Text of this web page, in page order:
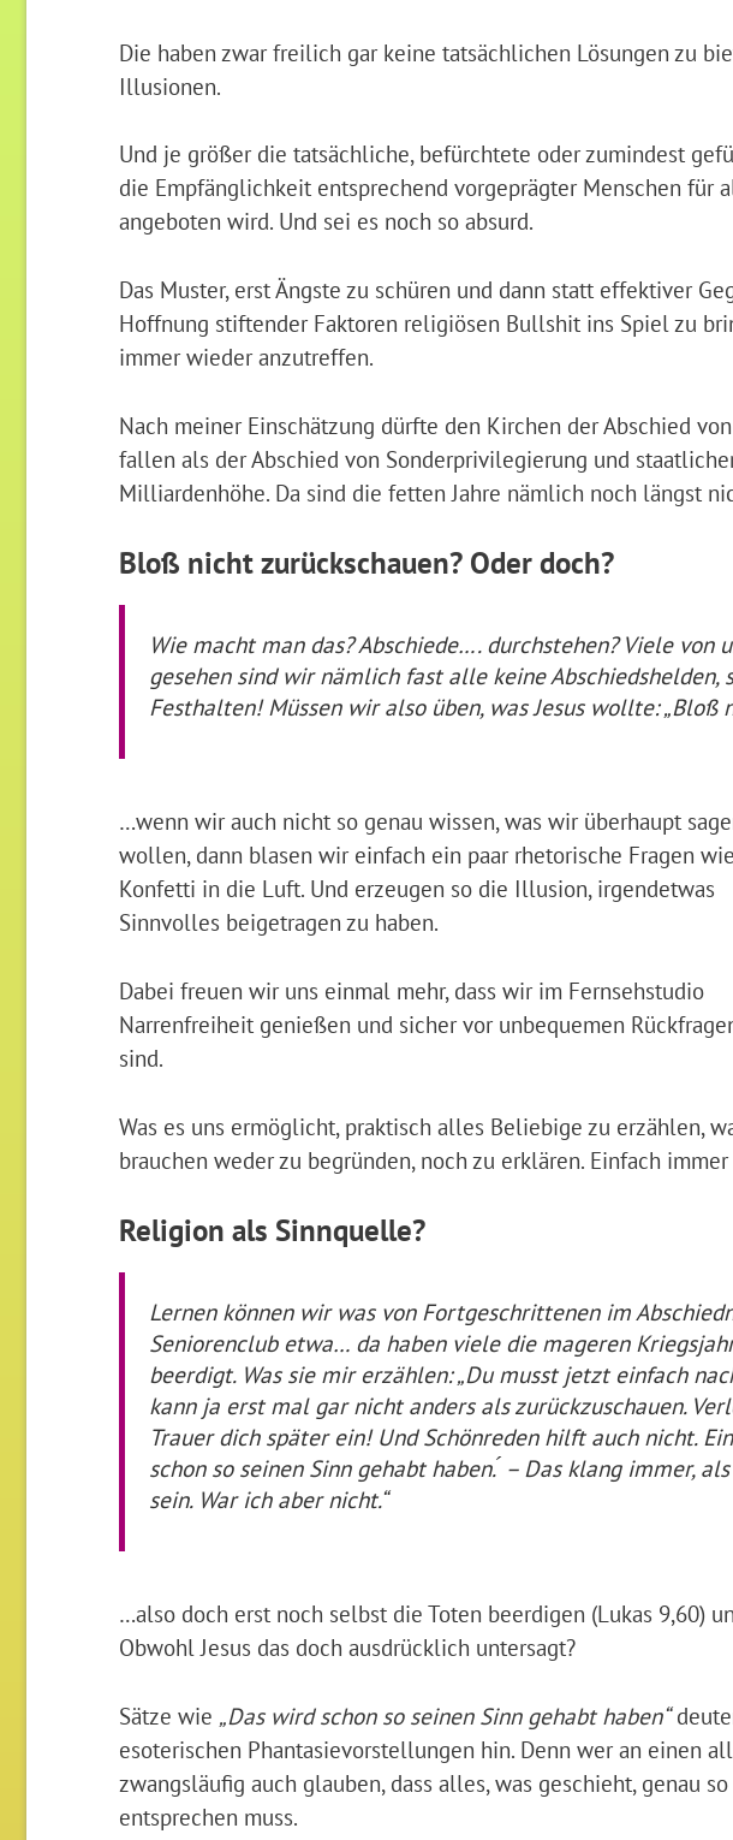
Die haben zwar freilich gar keine tatsächlichen Lösungen zu
Illusionen.
Und je größer die tatsächliche, befürchtete oder zumindest
die Empfänglichkeit entsprechend vorgeprägter Menschen
angeboten wird. Und sei es noch so absurd.
Das Muster, erst Ängste zu schüren und dann statt effektiver
Hoffnung stiftender Faktoren religiösen Bullshit ins Spiel zu
immer wieder anzutreffen.
Nach meiner Einschätzung dürfte den Kirchen der Abschied
fallen als der Abschied von Sonderprivilegierung und
Milliardenhöhe. Da sind die fetten Jahre nämlich noch längst
Bloß nicht zurückschauen? Oder doch?
Wie macht man das? Abschiede…. durchstehen? Viele von
gesehen sind wir nämlich fast alle keine
Festhalten! Müssen wir also üben, was Jesus wollte: „Bloß
…wenn wir auch nicht so genau wissen, was wir überhaupt
wollen, dann blasen wir einfach ein paar rhetorische Fragen wie
Konfetti in die Luft. Und erzeugen so die Illusion, irgendetwas
Sinnvolles beigetragen zu haben.
Dabei freuen wir uns einmal mehr, dass wir im Fernsehstudio
Narrenfreiheit genießen und sicher vor unbequemen
sind.
Was es uns ermöglicht, praktisch alles Beliebige zu erzählen,
brauchen weder zu begründen, noch zu erklären. Einfach
Religion als Sinnquelle?
Lernen können wir was von Fortgeschrittenen im
Seniorenclub etwa… da haben viele die mageren
beerdigt. Was sie mir erzählen: „Du musst jetzt einfach
kann ja erst mal gar nicht anders als zurückzuschauen.
Trauer dich später ein! Und Schönreden hilft auch nicht.
schon so seinen Sinn gehabt haben. ́ – Das klang immer,
sein. War ich aber nicht.“
…also doch erst noch selbst die Toten beerdigen (Lukas 9,60)
Obwohl Jesus das doch ausdrücklich untersagt?
Sätze wie „Das wird schon so seinen Sinn gehabt haben“
esoterischen Phantasievorstellungen hin. Denn wer an einen
zwangsläufig auch glauben, dass alles, was geschieht, genau
entsprechen muss.